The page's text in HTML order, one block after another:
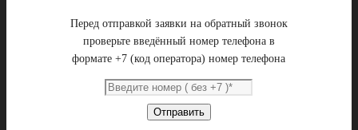
Перед отправкой заявки на обратный звонок
проверьте введённый номер телефона в
формате +7 (код оператора) номер телефона
Отправить